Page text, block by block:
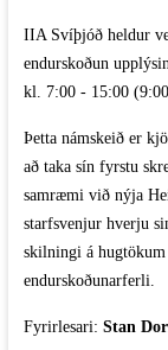
IIA Svíþjóð heldur
endurskoðun
kl. 7:00 - 15:00
Þetta námskeið er
að taka sín fyrstu
samræmi við nýja
starfsvenjur hverju
skilningi á
endurskoðunarferli.
Fyrirlesari: Stan